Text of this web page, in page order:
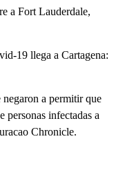
a Fort Lauderdale,
19 llega a Cartagena:
negaron a permitir que
personas infectadas a
Chronicle.